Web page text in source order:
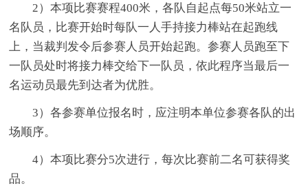
2）本项比赛赛程400米，各队自起点每50米站立一
名队员，比赛开始时每队一人手持接力棒站在起跑线
上，当裁判发令后参赛人员开始起跑。参赛人员跑至下
一队员处时将接力棒交给下一队员，依此程序当最后一
名运动员最先到达者为优胜。
3）各参赛单位报名时，应注明本单位参赛各队的出
场顺序。
4）本项比赛分5次进行，每次比赛前二名可获得奖
品。